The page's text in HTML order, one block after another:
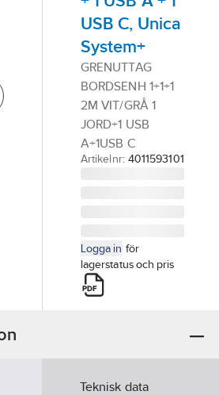
USB C, Unica
System+
GRENUTTAG
BORDSENH 1+1+1
2M VIT/GRÅ 1
JORD+1 USB
A+1USB C
Artikelnr: 4011593101
Logga in för
lagerstatus och pris
Teknisk data